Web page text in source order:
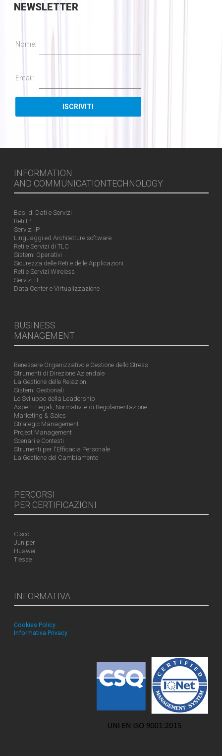
NEWSLETTER
Nome:
Email:
INFORMATION
AND COMMUNICATIONTECHNOLOGY
Basi di Dati e Servizi
Reti IP
Servizi IP
Linguaggi ed Architetture software
Reti e Servizi di TLC
Sistemi Operativi
Sicurezza delle Reti e delle Applicazioni
Reti e Servizi Wireless
Servizi IT
Data Center e Virtualizzazione
BUSINESS
MANAGEMENT
Benessere Organizzativo e Gestione dello Stress
Strumenti di Direzione Aziendale
La Gestione delle Relazioni
Sistemi Gestionali
Lo Sviluppo della Leadership
Aspetti Legali, Normativi e di Regolamentazione
Marketing & Sales
Strategic Management
Project Management
Scenari e Contesti
Strumenti per l'Efficacia Personale
La Gestione del Cambiamento
PERCORSI
PER CERTIFICAZIONI
Cisco
Juniper
Huawei
Tiesse
INFORMATIVA
Cookies Policy
Informativa Privacy